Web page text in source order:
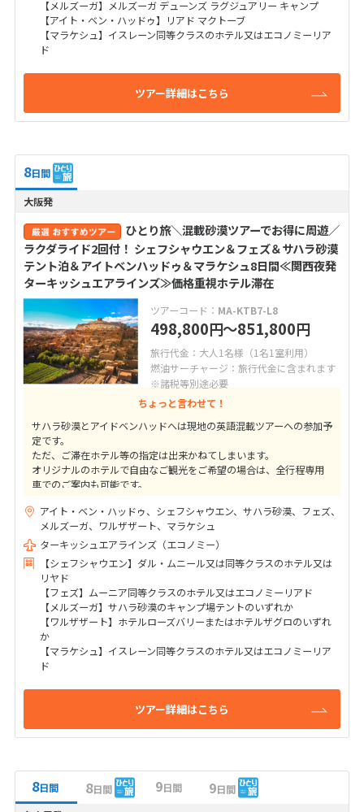
【メルズーガ】メルズーガ デューンズ ラグジュアリー キャンプ
【アイト・ベン・ハッドゥ】リアド マクトーブ
【マラケシュ】イスレーン同等クラスのホテル又はエコノミーリア
ド
ツアー詳細はこちら
8日間
大阪発
ひとり旅＼混載砂漠ツアーでお得に周遊／
ラクダライド2回付！ シェフシャウエン＆フェズ＆サハラ砂漠
テント泊＆アイトベンハッドゥ＆マラケシュ8日間≪関西夜発
ターキッシュエアラインズ≫価格重視ホテル滞在
ツアーコード： MA-KTB7-L8
498,800円〜851,800円
旅行代金：大人1名様（1名1室利用）
燃油サーチャージ：旅行代金に含まれます
※諸税等別途必要
ちょっと言わせて！
サハラ砂漠とアイドベンハッドへは現地の英語混載ツアーへの参加予
定です。
ただ、ご滞在ホテル等の指定は出来かねてしまいます。
オリジナルのホテルで自由なご観光をご希望の場合は、全行程専用
車でのご案内も可能です。
アイト・ベン・ハッドゥ、シェフシャウエン、サハラ砂漠、フェズ、
メルズーガ、ワルザザート、マラケシュ
ターキッシュエアラインズ（エコノミー）
【シェフシャウエン】ダル・ムニール又は同等クラスのホテル又は
リヤド
【フェズ】ムーニア同等クラスのホテル又はエコノミーリアド
【メルズーガ】サハラ砂漠のキャンプ場テントのいずれか
【ワルザザート】ホテルローズバリーまたはホテルザグロのいずれ
か
【マラケシュ】イスレーン同等クラスのホテル又はエコノミーリア
ド
ツアー詳細はこちら
8日間 8日間 9日間 9日間